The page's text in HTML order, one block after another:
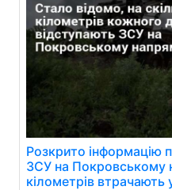
Розкрито інформацію
ЗСУ на Покровському
кілометрів втрачають